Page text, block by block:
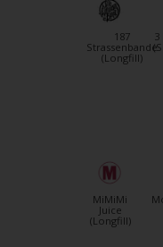
187
Strassenbande
(Longfill)
3
MiMiMi
Juice
(Longfill)